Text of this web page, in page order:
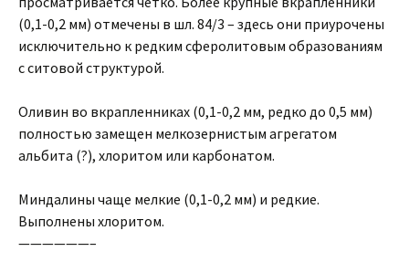
(0,1-0,2 мм) отмечены в шл. 84/3 – здесь они приурочены
исключительно к редким сферолитовым образованиям
с ситовой структурой.
Оливин во вкрапленниках (0,1-0,2 мм, редко до 0,5 мм)
полностью замещен мелкозернистым агрегатом
альбита (?), хлоритом или карбонатом.
Миндалины чаще мелкие (0,1-0,2 мм) и редкие.
Выполнены хлоритом.
——————–